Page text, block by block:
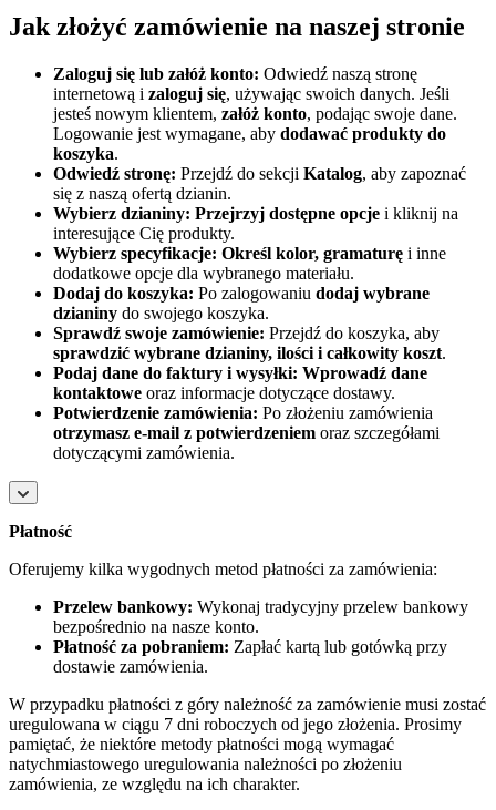
Jak złożyć zamówienie na naszej stronie
Zaloguj się lub załóż konto: Odwiedź naszą stronę
internetową i zaloguj się, używając swoich danych. Jeśli
jesteś nowym klientem, załóż konto, podając swoje dane.
Logowanie jest wymagane, aby dodawać produkty do
koszyka.
Odwiedź stronę: Przejdź do sekcji Katalog, aby zapoznać
się z naszą ofertą dzianin.
Wybierz dzianiny: Przejrzyj dostępne opcje i kliknij na
interesujące Cię produkty.
Wybierz specyfikacje: Określ kolor, gramaturę i inne
dodatkowe opcje dla wybranego materiału.
Dodaj do koszyka: Po zalogowaniu dodaj wybrane
dzianiny do swojego koszyka.
Sprawdź swoje zamówienie: Przejdź do koszyka, aby
sprawdzić wybrane dzianiny, ilości i całkowity koszt.
Podaj dane do faktury i wysyłki: Wprowadź dane
kontaktowe oraz informacje dotyczące dostawy.
Potwierdzenie zamówienia: Po złożeniu zamówienia
otrzymasz e-mail z potwierdzeniem oraz szczegółami
dotyczącymi zamówienia.
Płatność
Oferujemy kilka wygodnych metod płatności za zamówienia:
Przelew bankowy: Wykonaj tradycyjny przelew bankowy
bezpośrednio na nasze konto.
Płatność za pobraniem: Zapłać kartą lub gotówką przy
dostawie zamówienia.
W przypadku płatności z góry należność za zamówienie musi zostać
uregulowana w ciągu 7 dni roboczych od jego złożenia. Prosimy
pamiętać, że niektóre metody płatności mogą wymagać
natychmiastowego uregulowania należności po złożeniu
zamówienia, ze względu na ich charakter.